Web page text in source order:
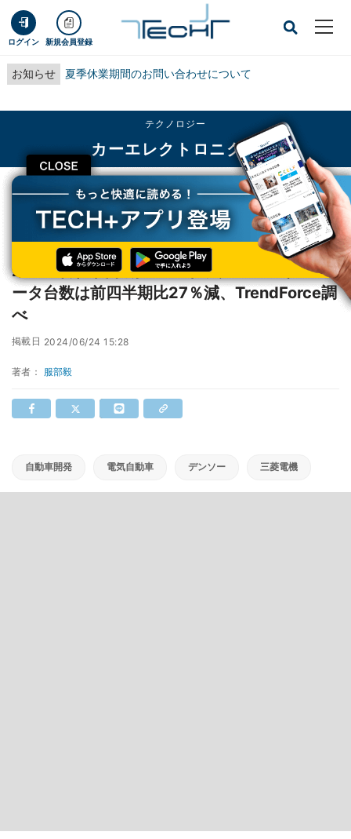
ログイン 新規会員登録
お知らせ 夏季休業期間のお問い合わせについて
CLOSE
テクノロジー
カーエレクトロニクス
TECH+ テクノロジー
カーエレクトロニクス
2024年第1四半期のxEVトラクションインバータ台数は前四半期比27％減、
2024年第1四半期のxEVトラクションインバ
ータ台数は前四半期比27％減、TrendForce調
べ
掲載日 2024/06/24 15:28
著者： 服部毅
自動車開発 電気自動車 デンソー 三菱電機